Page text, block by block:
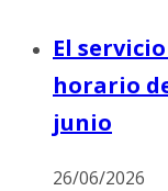
El
horario
junio
26/06/2026